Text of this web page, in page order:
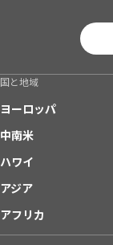
国と地域
ヨーロッパ
中南米
ハワイ
アジア
アフリカ